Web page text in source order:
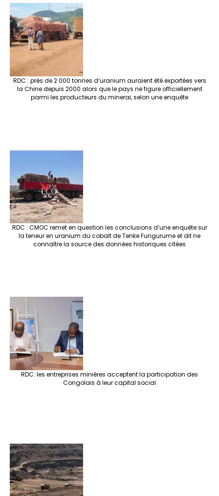
RDC : près de 2 000 tonnes d’uranium auraient été exportées vers
la Chine depuis 2000 alors que le pays ne figure officiellement
parmi les producteurs du minerai, selon une enquête
RDC : CMOC remet en question les conclusions d’une enquête sur
la teneur en uranium du cobalt de Tenke Fungurume et dit ne
connaître la source des données historiques citées
RDC: les entreprises minières acceptent la participation des
Congolais à leur capital social